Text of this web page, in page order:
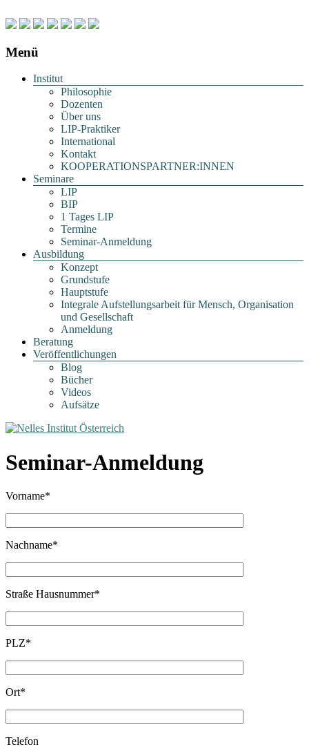
Menü
Institut
Philosophie
Dozenten
Über uns
LIP-Praktiker
International
Kontakt
KOOPERATIONSPARTNER:INNEN
Seminare
LIP
BIP
1 Tages LIP
Termine
Seminar-Anmeldung
Ausbildung
Konzept
Grundstufe
Hauptstufe
Integrale Aufstellungsarbeit für Mensch, Organisation
und Gesellschaft
Anmeldung
Beratung
Veröffentlichungen
Blog
Bücher
Videos
Aufsätze
Seminar-Anmeldung
Vorname*
Nachname*
Straße Hausnummer*
PLZ*
Ort*
Telefon